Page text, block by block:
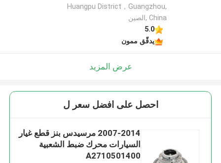
Huangpu District，Guangzhou,
China ,الصين
5.0
يدقّق ممون
عرض المزيد
احصل على افضل سعر ل
2007-2014 مرسيدس بنز قطع غيار
السيارات محرك ضبط الشعبية
A2710501400